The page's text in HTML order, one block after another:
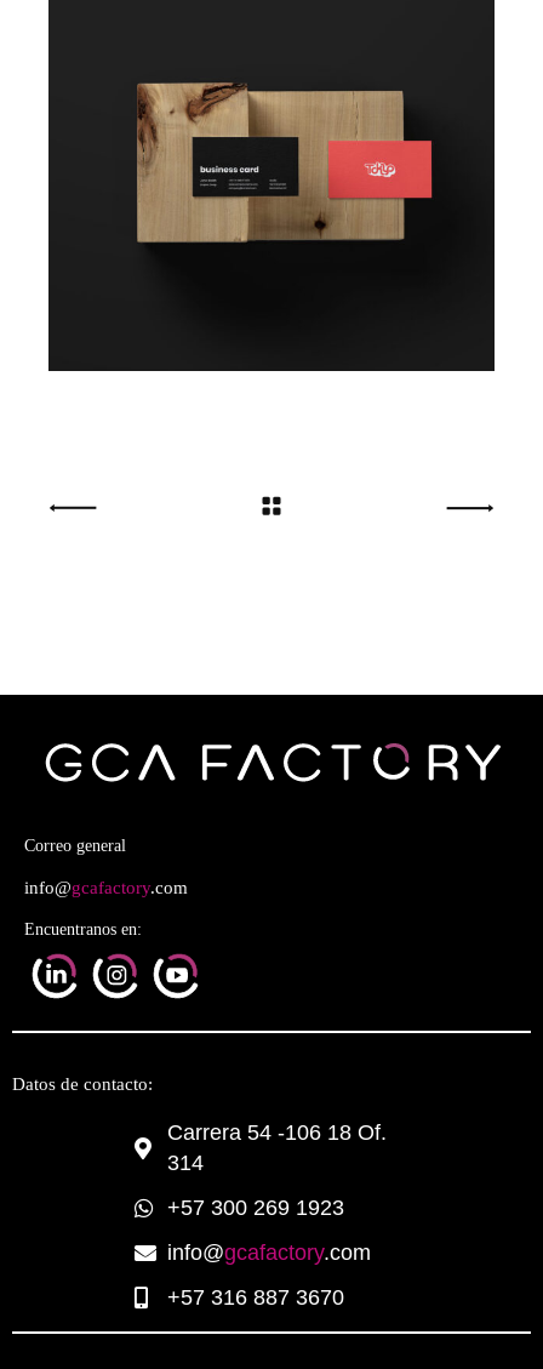
Correo general
info@gcafactory.com
Encuentranos en:
Datos de contacto:
Carrera 54 -106 18 Of.
314
+57 300 269 1923
info@gcafactory.com
+57 316 887 3670